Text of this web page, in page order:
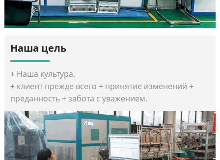
Наша цель
+ Наша культура.
+ клиент прежде всего + принятие изменений +
преданность + забота с уважением.